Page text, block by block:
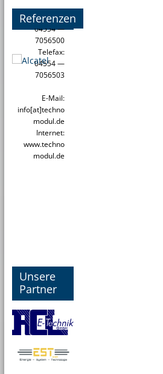
Telefon:
04554 —
7056500
Telefax:
04554 —
7056503
E-Mail:
info[at]techno
modul.de
Internet:
www.techno
modul.de
Referenzen
Unsere
Partner